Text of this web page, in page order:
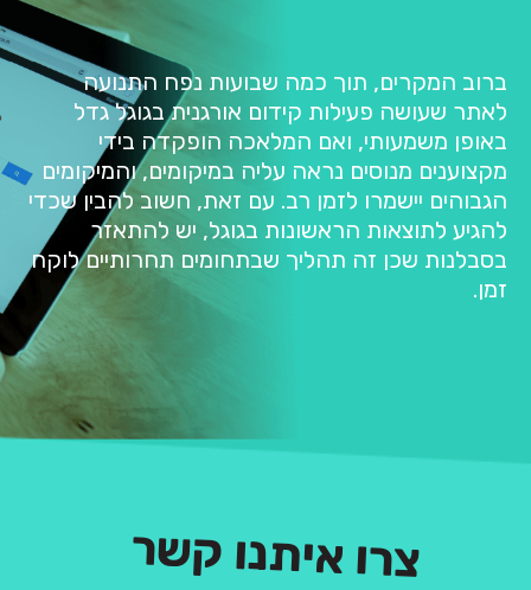
ברוב המקרים, תוך כמה שבועות נפח התנועה
לאתר שעושה פעילות קידום אורגנית בגוגל גדל
באופן משמעותי, ואם המלאכה הופקדה בידי
מקצוענים מנוסים נראה עליה במיקומים, והמיקומים
הגבוהים יישמרו לזמן רב. עם זאת, חשוב להבין שכדי
להגיע לתוצאות הראשונות בגוגל, יש להתאזר
בסבלנות שכן זה תהליך שבתחומים תחרותיים לוקח
זמן.
צרו איתנו קשר